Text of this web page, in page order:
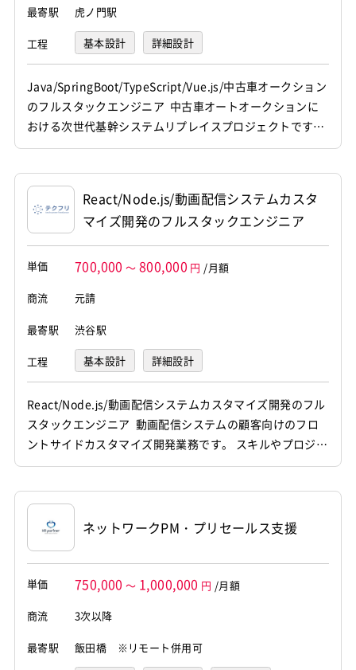
最寄駅 虎ノ門駅
工程 基本設計 詳細設計
Java/SpringBoot/TypeScript/Vue.js/中古車オークション
のフルスタックエンジニア 中古車オートオークションに
おける次世代基幹システムリプレイスプロジェクトです。
既存システムやDBの集約・一本化およびAI駆動開発を活用
クエンドまでの各種開発を担当していただきます。 【仕事
内容】 下記の業務を担っていた...
React/Node.js/動画配信システムカスタ
マイズ開発のフルスタックエンジニア
単価 700,000 ～ 800,000 円 /月額
商流
元請
最寄駅 渋谷駅
工程 基本設計 詳細設計
運用・保守
React/Node.js/動画配信システムカスタマイズ開発のフル
スタックエンジニア 動画配信システムの顧客向けのフロ
ントサイドカスタマイズ開発業務です。 スキルやプロジェ
クトに応じて設計から製造、テスト、運用保守まで携わっ
だく想定です。 ・HTML、CSS、JavaScript、Node.js、R
eactを用いたフロントエンドに...
ネットワークPM・プリセールス支援
単価 750,000 ～ 1,000,000 円 /月額
商流
3次以降
最寄駅 飯田橋 ※リモート併用可